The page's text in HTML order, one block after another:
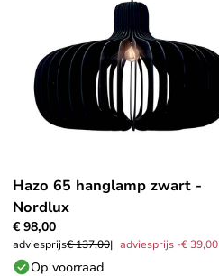
Hazo 65 hanglamp zwart -
Nordlux
€ 98,00
adviesprijs€ 137,00 adviesprijs -€ 39,00
Op voorraad